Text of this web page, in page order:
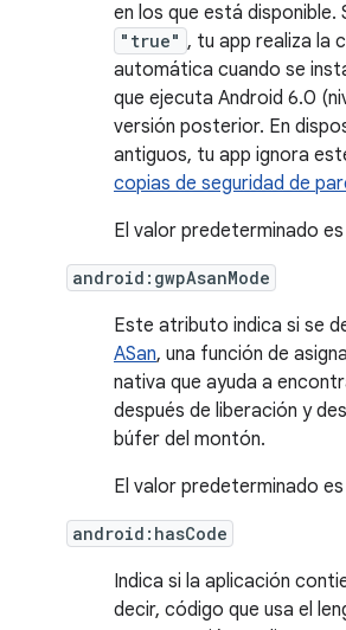
en los que está disponible.
"true" , tu app realiza la
automática cuando se
que ejecuta Android 6.0
versión posterior. En
antiguos, tu app ignora
copias de seguridad de
El valor predeterminado es
android:gwpAsanMode
Este atributo indica si se
ASan, una función de
nativa que ayuda a
después de liberación y
búfer del montón.
El valor predeterminado es
android:hasCode
Indica si la aplicación
decir, código que usa el